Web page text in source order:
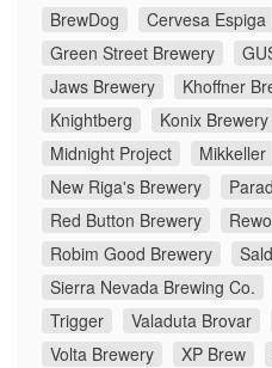
BrewDog
Cervesa Espiga
Green Street Brewery
Jaws Brewery
Khoffner
Knightberg
Konix Brewery
Midnight Project
Mikkeller
New Riga's Brewery
Red Button Brewery
Robim Good Brewery
Sierra Nevada Brewing Co.
Trigger
Valaduta Brovar
Volta Brewery
XP Brew